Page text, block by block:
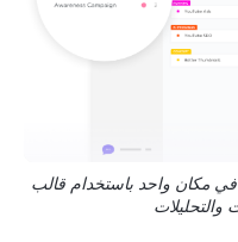
مكان واحد باستخدام قالب